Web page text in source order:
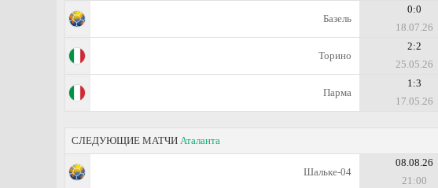
Базель
0:0
18.07.26
Торино
2:2
25.05.26
Парма
1:3
17.05.26
СЛЕДУЮЩИЕ МАТЧИ Аталанта
Шальке-04
08.08.26
21:00